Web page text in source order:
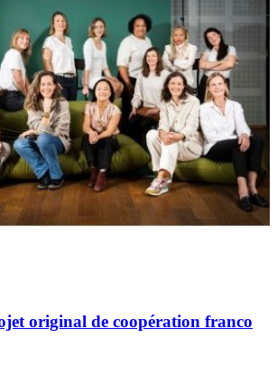
original de coopération franco